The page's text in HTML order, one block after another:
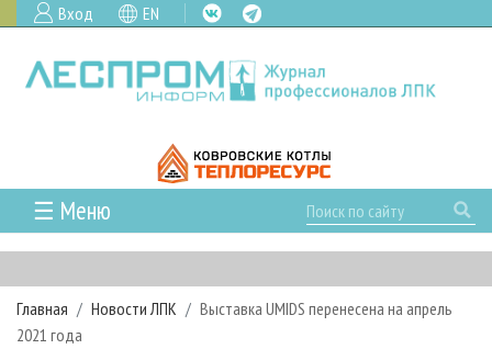
Вход EN
☰ Меню
ГЛАВНАЯ
РУБРИКИ И ТЕМЫ
РУБРИКИ ЖУРНАЛА
НОВОСТИ
Главная Новости ЛПК
Выставка UMIDS перенесена на апрель
2021 года